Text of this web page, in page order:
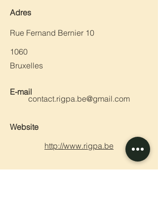
Rue Fernand Bernier 10
Adres
1060
Bruxelles
contact.rigpa.be@gmail.com
E-mail
Website
http://www.rigpa.be